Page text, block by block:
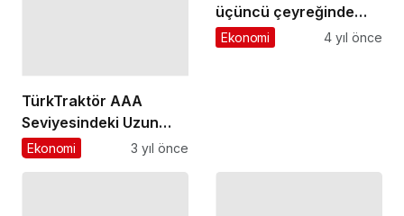
TürkTraktör AAA
Seviyesindeki Uzun
Vadeli Kredi Notuyla
Ekonomi 3 yıl önce
üçüncü çeyreğinde
273.9 milyar TL’ye
Ekonomi 4 yıl önce